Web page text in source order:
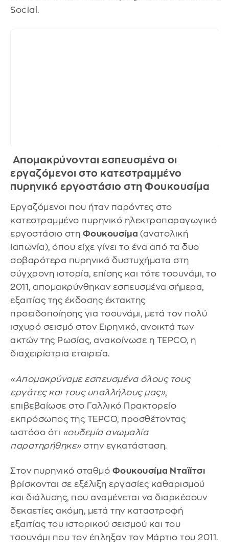
Social.
Απομακρύνονται εσπευσμένα οι
εργαζόμενοι στο κατεστραμμένο
πυρηνικό εργοστάσιο στη Φουκουσίμα
Εργαζόμενοι που ήταν παρόντες στο
κατεστραμμένο πυρηνικό ηλεκτροπαραγωγικό
εργοστάσιο στη Φουκουσίμα (ανατολική
Ιαπωνία), όπου είχε γίνει το ένα από τα δυο
σοβαρότερα πυρηνικά δυστυχήματα στη
σύγχρονη ιστορία, επίσης και τότε τσουνάμι, το
2011, απομακρύνθηκαν εσπευσμένα σήμερα,
εξαιτίας της έκδοσης έκτακτης
προειδοποίησης για τσουνάμι, μετά τον πολύ
ισχυρό σεισμό στον Ειρηνικό, ανοικτά των
ακτών της Ρωσίας, ανακοίνωσε η TEPCO, η
διαχειρίστρια εταιρεία.
«Απομακρύναμε εσπευσμένα όλους τους
εργάτες και τους υπαλλήλους μας»,
επιβεβαίωσε στο Γαλλικό Πρακτορείο
εκπρόσωπος της TEPCO, προσθέτοντας
ωστόσο ότι «ουδεμία ανωμαλία
παρατηρήθηκε» στην εγκατάσταση.
Στον πυρηνικό σταθμό Φουκουσίμα Νταϊίτσι
βρίσκονται σε εξέλιξη εργασίες καθαρισμού
και διάλυσης, που αναμένεται να διαρκέσουν
δεκαετίες ακόμη, μετά την καταστροφή
εξαιτίας του ιστορικού σεισμού και του
τσουνάμι που τον έπληξαν τον Μάρτιο του 2011.